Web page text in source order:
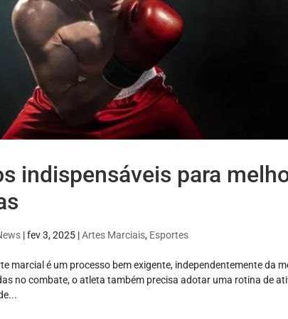
indispensáveis para
|fev 3, 2025 |Artes Marciais, Esportes
marcial é um processo bem exigente, independentemente da
no combate, o atleta também precisa adotar uma rotina de